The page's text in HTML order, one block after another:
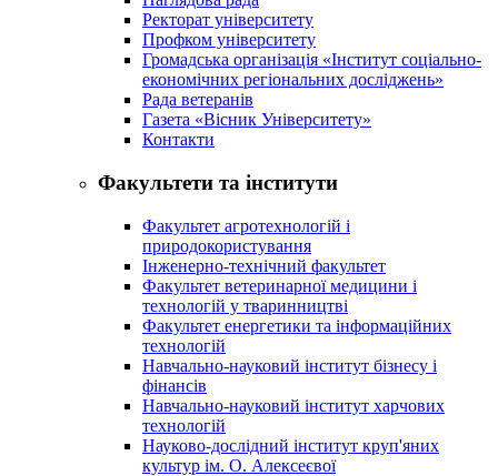
Ректорат університету
Профком університету
Громадська організація «Інститут соціально-
економічних регіональних досліджень»
Рада ветеранів
Газета «Вісник Університету»
Контакти
Факультети та інститути
Факультет агротехнологій і
природокористування
Інженерно-технічний факультет
Факультет ветеринарної медицини і
технологій у тваринництві
Факультет енергетики та інформаційних
технологій
Навчально-науковий інститут бізнесу і
фінансів
Навчально-науковий інститут харчових
технологій
Науково-дослідний інститут круп'яних
культур ім. О. Алексеєвої